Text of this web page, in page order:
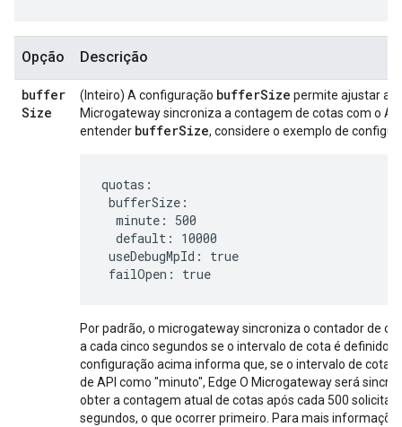
Opção Descrição
buffer
Size
(Inteiro) A configuração bufferSize permite ajustar a
Microgateway sincroniza a contagem de cotas com o
entender bufferSize, considere o exemplo de
quotas:
bufferSize:
  minute: 500
  default: 10000
useDebugMpId: true
failOpen: true
Por padrão, o microgateway sincroniza o contador de
a cada cinco segundos se o intervalo de cota é definido
configuração acima informa que, se o intervalo de cota
de API como "minuto", Edge O Microgateway será
obter a contagem atual de cotas após cada 500
segundos, o que ocorrer primeiro. Para mais